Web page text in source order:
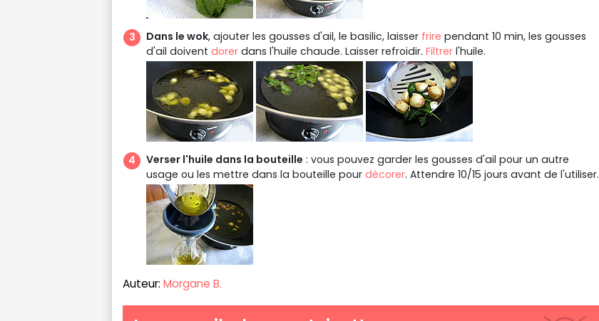
Dans le wok, ajouter les gousses d'ail, le basilic, laisser frire pendant 10 min, les gousses
d'ail doivent dorer dans l'huile chaude. Laisser refroidir. Filtrer l'huile.
Verser l'huile dans la bouteille : vous pouvez garder les gousses d'ail pour un autre
usage ou les mettre dans la bouteille pour décorer. Attendre 10/15 jours avant de l'utiliser.
Auteur: Morgane B.